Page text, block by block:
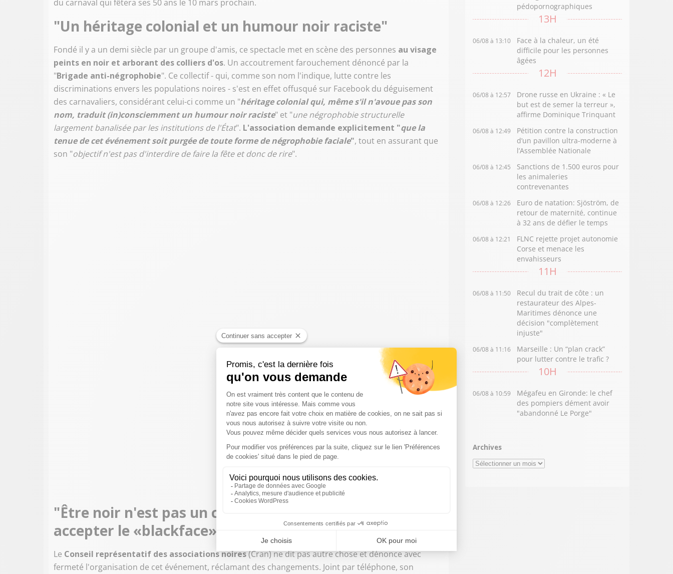
du carnaval qui fêtera ses 50 ans le 10 mars prochain.
"Un héritage colonial et un humour noir raciste"
Fondé il y a un demi siècle par un groupe d'amis, ce spectacle met en scène des personnes au visage
peints en noir et arborant des colliers d'os. Un accoutrement farouchement dénoncé par la
"Brigade anti-négrophobie". Ce collectif - qui, comme son nom l'indique, lutte contre les
discriminations envers les populations noires - s'est en effet offusqué sur Facebook du déguisement
des carnavaliers, considérant celui-ci comme un "héritage colonial qui, même s'il n'avoue pas son
nom, traduit (in)consciemment un humour noir raciste" et "une négrophobie structurelle
largement banalisée par les institutions de l'État". L'association demande explicitement "que la
tenue de cet événement soit purgée de toute forme de négrophobie faciale", tout en assurant que
son "objectif n'est pas d'interdire de faire la fête et donc de rire".
"Être noir n'est pas un carnaval, o
accepter le «blackface» qui est une pratique raciste
Le Conseil représentatif des associations noires(Cran) ne dit pas autre chose et dénonce avec
fermeté l'organisation de cet événement, réclamant des changements. Joint par téléphone, son
pédopornographiques
13H
06/08 à 13:10
Face à la chaleur, un été
difficile pour les personnes
âgées
12H
06/08 à 12:57
Drone russe en Ukraine : « Le
but est de semer la terreur »,
affirme Dominique Trinquant
06/08 à 12:49
Pétition contre la construction
d’un pavillon ultra-moderne à
l’Assemblée Nationale
06/08 à 12:45
Sanctions de 1.500 euros pour
les animaleries
contrevenantes
06/08 à 12:26
Euro de natation: Sjöström, de
retour de maternité, continue
à 32 ans de défier le temps
06/08 à 12:21
FLNC rejette projet autonomie
Corse et menace les
envahisseurs
11H
06/08 à 11:50
Recul du trait de côte : un
restaurateur des Alpes-
Maritimes dénonce une
décision "complètement
injuste"
06/08 à 11:16
Marseille : Un “plan crack”
pour lutter contre le trafic ?
10H
06/08 à 10:59
Mégafeu en Gironde: le chef
des pompiers dément avoir
"abandonné Le Porge"
Archives
Archives